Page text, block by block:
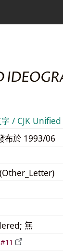
字 / CJK
布於 1993/06
無